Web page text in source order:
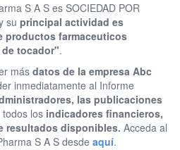
S A S es SOCIEDAD POR
su principal actividad es
productos farmaceuticos
tocador".
más datos de la empresa Abc
inmediatamente al Informe
las publicaciones
los indicadores financieros,
resultados disponibles. Acceda al
S A S desde aquí.